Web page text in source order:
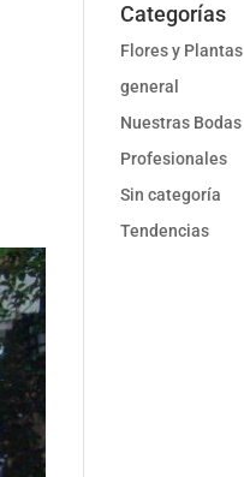
Categorías
Flores y Plantas
general
Nuestras Bodas
Profesionales
Sin categoría
Tendencias